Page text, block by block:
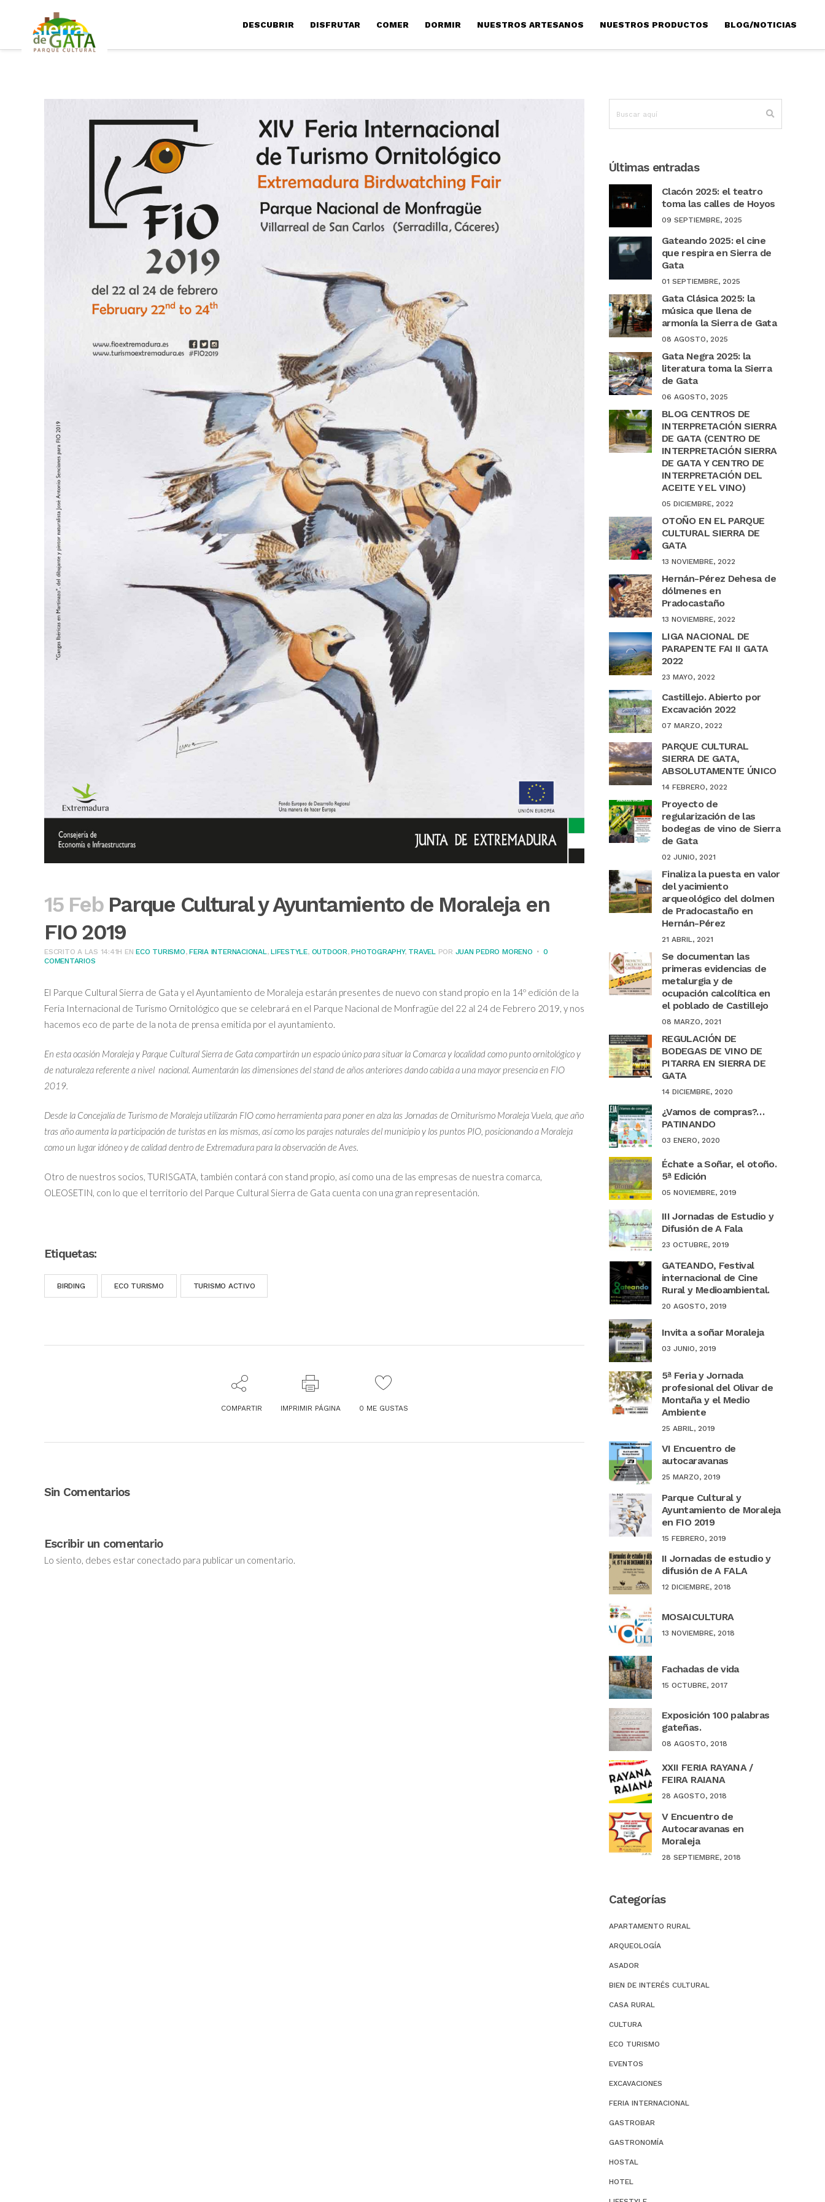
DESCUBRIR DISFRUTAR COMER DORMIR NUESTROS ARTESANOS NUESTROS PRODUCTOS BLOG/NOTICIAS
15 FebParque Cultural y Ayuntamiento de Moraleja en
FIO 2019
ESCRITO A LAS 14:41H ENECO TURISMO,FERIA INTERNACIONAL,LIFESTYLE, OUTDOOR,PHOTOGRAPHY, TRAVEL POR JUAN PEDRO MORENO
0
COMENTARIOS
El Parque Cultural Sierra de Gata y el Ayuntamiento de Moraleja estarán presentes de nuevo con stand propio en la 14º edición de la
Feria Internacional de Turismo Ornitológico que se celebrará en el Parque Nacional de Monfragüe del 22 al 24 de Febrero 2019, y nos
hacemos eco de parte de la nota de prensa emitida por el ayuntamiento.
En esta ocasión Moraleja y Parque Cultural Sierra de Gata compartirán un espacio único para situar la Comarca y localidad como punto ornitológico y
de naturaleza referente a nivel nacional. Aumentarán las dimensiones del stand de años anteriores dando cabida a una mayor presencia en FIO
2019.
Desde la Concejalía de Turismo de Moraleja utilizarán FIO como herramienta para poner en alza las Jornadas de Orniturismo Moraleja Vuela, que año
tras año aumenta la participación de turistas en las mismas, así como los parajes naturales del municipio y los puntos PIO, posicionando a Moraleja
como un lugar idóneo y de calidad dentro de Extremadura para la observación de Aves.
Otro de nuestros socios, TURISGATA, también contará con stand propio, así como una de las empresas de nuestra comarca,
OLEOSETIN, con lo que el territorio del Parque Cultural Sierra de Gata cuenta con una gran representación.
Etiquetas:
BIRDING ECO TURISMO TURISMO ACTIVO
COMPARTIR IMPRIMIR PÁGINA 0 ME GUSTAS
Sin Comentarios
Escribir un comentario
Lo siento, debes estar conectado para publicar un comentario.
Últimas entradas
Clacón 2025: el teatro
toma las calles de Hoyos
09 SEPTIEMBRE, 2025
Gateando 2025: el cine
que respira en Sierra de
Gata
01 SEPTIEMBRE, 2025
Gata Clásica 2025: la
música que llena de
armonía la Sierra de Gata
08 AGOSTO, 2025
Gata Negra 2025: la
literatura toma la Sierra
de Gata
06 AGOSTO, 2025
BLOG CENTROS DE
INTERPRETACIÓN SIERRA
DE GATA (CENTRO DE
INTERPRETACIÓN SIERRA
DE GATA Y CENTRO DE
INTERPRETACIÓN DEL
ACEITE Y EL VINO)
05 DICIEMBRE, 2022
OTOÑO EN EL PARQUE
CULTURAL SIERRA DE
GATA
13 NOVIEMBRE, 2022
Hernán-Pérez Dehesa de
dólmenes en
Pradocastaño
13 NOVIEMBRE, 2022
LIGA NACIONAL DE
PARAPENTE FAI II GATA
2022
23 MAYO, 2022
Castillejo. Abierto por
Excavación 2022
07 MARZO, 2022
PARQUE CULTURAL
SIERRA DE GATA,
ABSOLUTAMENTE ÚNICO
14 FEBRERO, 2022
Proyecto de
regularización de las
bodegas de vino de Sierra
de Gata
02 JUNIO, 2021
Finaliza la puesta en valor
del yacimiento
arqueológico del dolmen
de Pradocastaño en
Hernán-Pérez
21 ABRIL, 2021
Se documentan las
primeras evidencias de
metalurgia y de
ocupación calcolítica en
el poblado de Castillejo
08 MARZO, 2021
REGULACIÓN DE
BODEGAS DE VINO DE
PITARRA EN SIERRA DE
GATA
14 DICIEMBRE, 2020
¿Vamos de compras?…
PATINANDO
03 ENERO, 2020
Échate a Soñar, el otoño.
5ª Edición
05 NOVIEMBRE, 2019
III Jornadas de Estudio y
Difusión de A Fala
23 OCTUBRE, 2019
GATEANDO, Festival
internacional de Cine
Rural y Medioambiental.
20 AGOSTO, 2019
Invita a soñar Moraleja
03 JUNIO, 2019
5ª Feria y Jornada
profesional del Olivar de
Montaña y el Medio
Ambiente
25 ABRIL, 2019
VI Encuentro de
autocaravanas
25 MARZO, 2019
Parque Cultural y
Ayuntamiento de Moraleja
en FIO 2019
15 FEBRERO, 2019
II Jornadas de estudio y
difusión de A FALA
12 DICIEMBRE, 2018
MOSAICULTURA
13 NOVIEMBRE, 2018
Fachadas de vida
15 OCTUBRE, 2017
Exposición 100 palabras
gateñas.
08 AGOSTO, 2018
XXII FERIA RAYANA /
FEIRA RAIANA
28 AGOSTO, 2018
V Encuentro de
Autocaravanas en
Moraleja
28 SEPTIEMBRE, 2018
Categorías
APARTAMENTO RURAL
ARQUEOLOGÍA
ASADOR
BIEN DE INTERÉS CULTURAL
CASA RURAL
CULTURA
ECO TURISMO
EVENTOS
EXCAVACIONES
FERIA INTERNACIONAL
GASTROBAR
GASTRONOMÍA
HOSTAL
HOTEL